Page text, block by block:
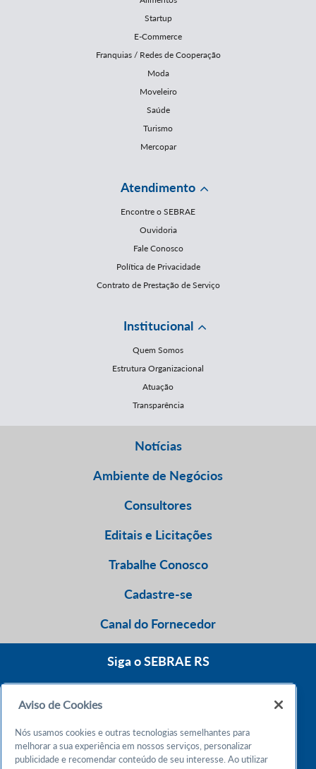
Startup
E-Commerce
Franquias / Redes de Cooperação
Moda
Moveleiro
Saúde
Turismo
Mercopar
Atendimento
Encontre o SEBRAE
Ouvidoria
Fale Conosco
Política de Privacidade
Contrato de Prestação de Serviço
Institucional
Quem Somos
Estrutura Organizacional
Atuação
Transparência
Notícias
Ambiente de Negócios
Consultores
Editais e Licitações
Trabalhe Conosco
Cadastre-se
Canal do Fornecedor
Siga o SEBRAE RS
Atendimento 24h
Aviso de Cookies
Nós usamos cookies e outras tecnologias semelhantes para
melhorar a sua experiência em nossos serviços, personalizar
publicidade e recomendar conteúdo de seu interesse. Ao utilizar